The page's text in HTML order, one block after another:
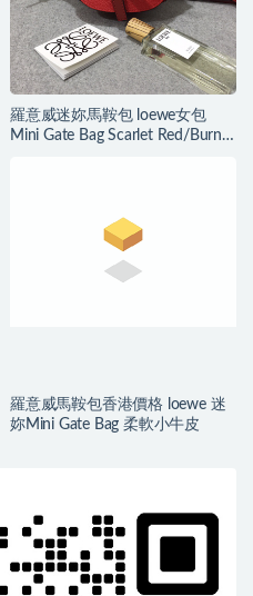
羅意威迷妳馬鞍包 loewe女包
Mini Gate Bag Scarlet Red/Burnt
羅意威馬鞍包香港價格 loewe 迷
妳Mini Gate Bag 柔軟小牛皮